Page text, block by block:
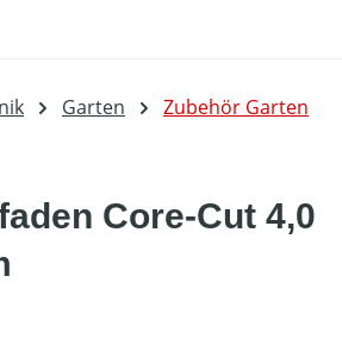
Garten Zubehör Garten
Core-Cut 4,0